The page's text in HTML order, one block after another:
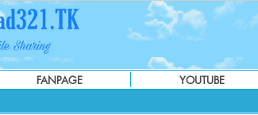
FANPAGE
YOUTUBE